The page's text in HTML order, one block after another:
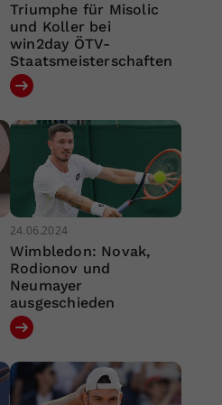
Triumphe für Misolic
und Koller bei
win2day ÖTV-
Staatsmeisterschaften
24.06.2024
Wimbledon: Novak,
Rodionov und
Neumayer
ausgeschieden